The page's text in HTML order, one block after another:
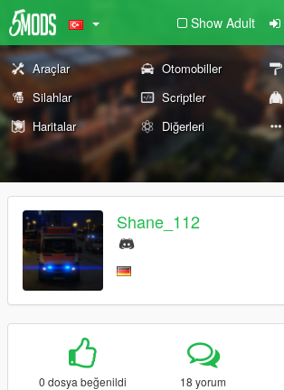
Show Adult
Araçlar Otomobiller
Silahlar
Scriptler
Haritalar
Diğerleri
Shane_112
0 dosya beğenildi 18 yorum